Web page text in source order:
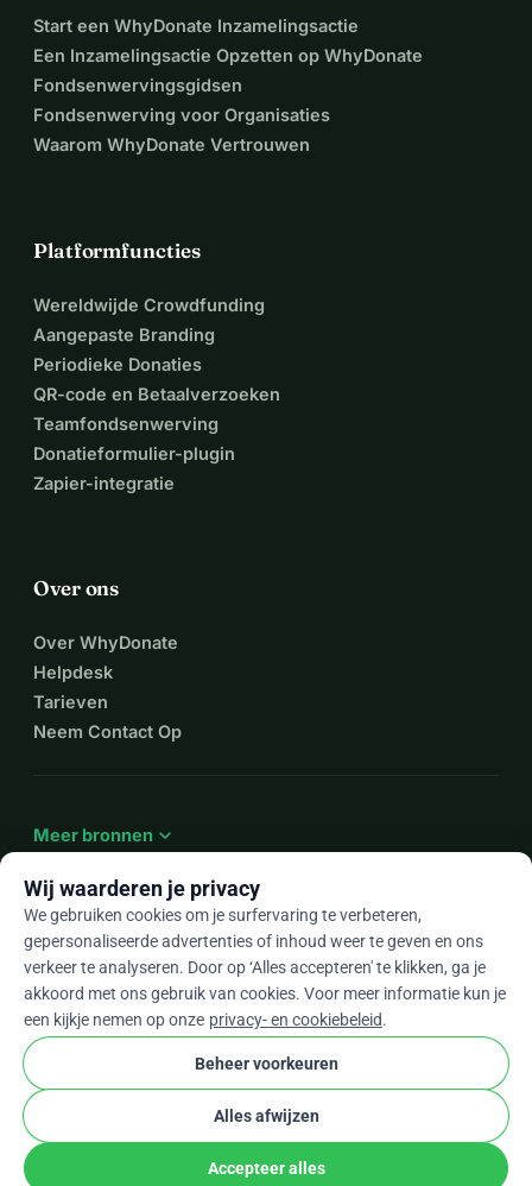
Start een WhyDonate Inzamelingsactie
Een Inzamelingsactie Opzetten op WhyDonate
Fondsenwervingsgidsen
Fondsenwerving voor Organisaties
Waarom WhyDonate Vertrouwen
Platformfuncties
Wereldwijde Crowdfunding
Aangepaste Branding
Periodieke Donaties
QR-code en Betaalverzoeken
Teamfondsenwerving
Donatieformulier-plugin
Zapier-integratie
Over ons
Over WhyDonate
Helpdesk
Tarieven
Neem Contact Op
Meer bronnen expand_more
Nlarrow_drop_down
★★★★★ 4,9 / 5 op basis van 500+ reviews
WhyDonatePrivacy en cookies
Algemene voorwaarden
Cookie-instellingen
stripe check Geverifieerde Partner
Wij waarderen je privacy
We gebruiken cookies om je surfervaring te verbeteren,
gepersonaliseerde advertenties of inhoud weer te geven en ons
verkeer te analyseren. Door op ‘Alles accepteren' te klikken, ga je
akkoord met ons gebruik van cookies. Voor meer informatie kun je
een kijkje nemen op onze privacy- en cookiebeleid.
Beheer voorkeuren
Alles afwijzen
Accepteer alles